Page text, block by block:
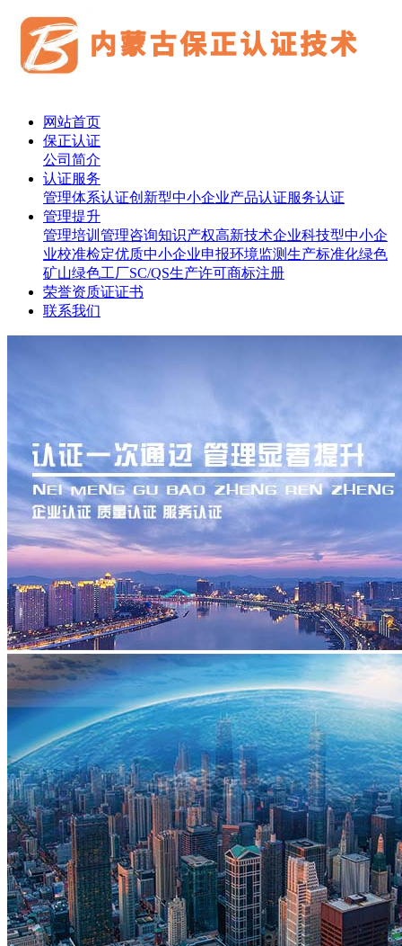
网站首页
保正认证
公司简介
认证服务
管理体系认证创新型中小企业产品认证服务认证
管理提升
管理培训 管理咨询知识产权高新技术企业科技型中小企
业校准检定优质中小企业申报环境监测生产标准化绿色
矿山绿色工厂SC/QS生产许可商标注册
荣誉资质证证书
联系我们